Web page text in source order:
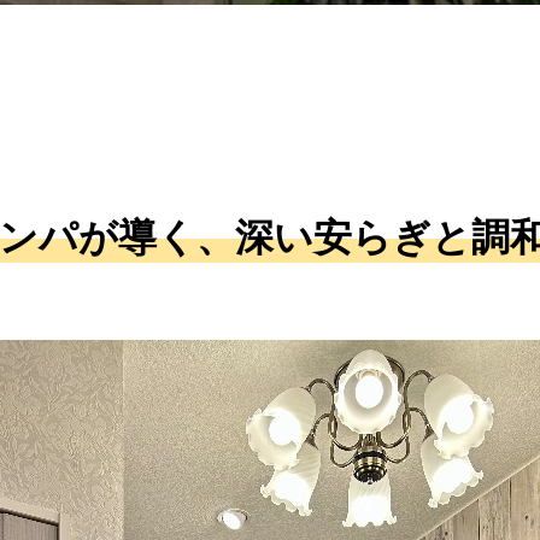
パが導く、深い安らぎと調